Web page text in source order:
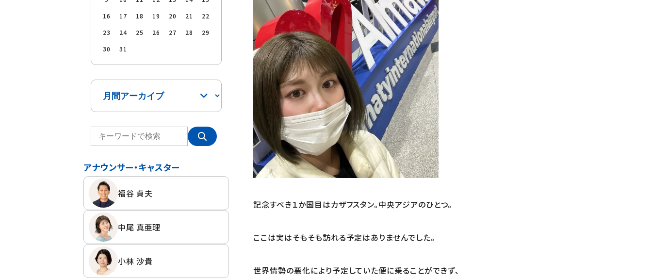
16
17 18 19 20 21
22
23
24 25 26 27 28
29
30
31
アナウンサー・キャスター
福谷 貞夫
中尾 真亜理
小林 沙貴
記念すべき１か国目はカザフスタン。中央アジアのひとつ。
ここは実はそもそも訪れる予定はありませんでした。
世界情勢の悪化により予定していた便に乗ることができず、